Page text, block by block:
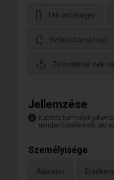
166 cm magas
Szőkésbarna hajú
Tetoválásai: neki
Jellemzése
Kattints bármelyik
minden társkeresőt, aki
Személyisége
Alázatos Érzékeny